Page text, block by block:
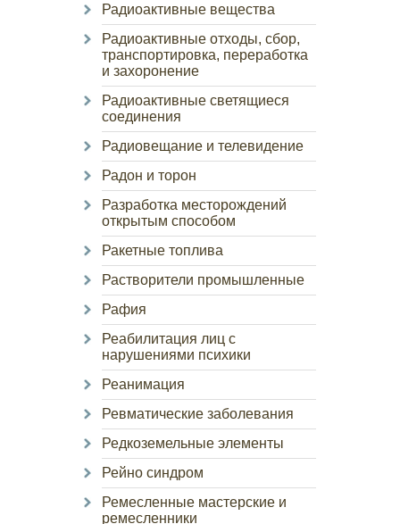
Радиоактивные вещества
Радиоактивные отходы, сбор,
транспортировка, переработка
и захоронение
Радиоактивные светящиеся
соединения
Радиовещание и телевидение
Радон и торон
Разработка месторождений
открытым способом
Ракетные топлива
Растворители промышленные
Рафия
Реабилитация лиц с
нарушениями психики
Реанимация
Ревматические заболевания
Редкоземельные элементы
Рейно синдром
Ремесленные мастерские и
ремесленники